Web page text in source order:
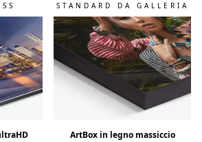
STANDARD DA GALLERIA
ArtBox in legno massiccio